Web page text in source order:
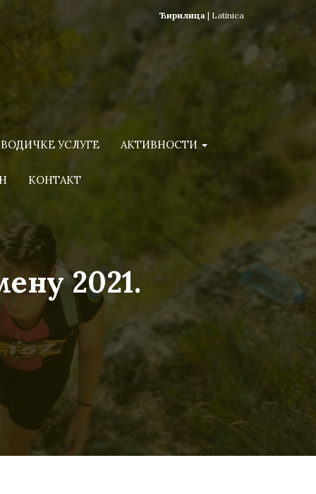
Ћирилица | Latinica
ВОДИЧКЕ УСЛУГЕ АКТИВНОСТИ
КОНТАКТ
2021.